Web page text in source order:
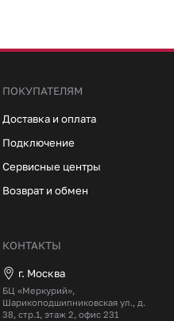
ПОКУПАТЕЛЯМ
Доставка и оплата
Подключение
Сервисные центры
Возврат и обмен
КОНТАКТЫ
г. Москва
БЦ «Меркурий»,
Шарикоподшипниковская ул., д.
38, стр.1, этаж 2, офис 231